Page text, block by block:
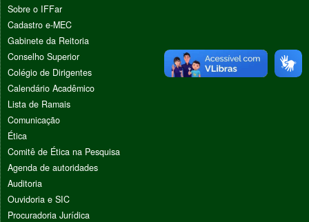
Sobre o IFFar
Cadastro e-MEC
Gabinete da Reitoria
Conselho Superior
Colégio de Dirigentes
Calendário Acadêmico
Lista de Ramais
Comunicação
Ética
Comitê de Ética na Pesquisa
Agenda de autoridades
Auditoria
Ouvidoria e SIC
Procuradoria Jurídica